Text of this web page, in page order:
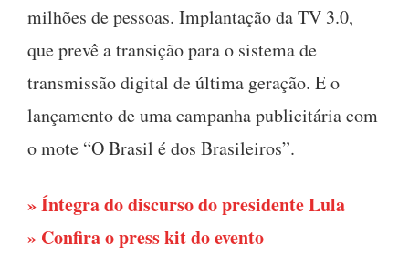
milhões de pessoas. Implantação da TV 3.0,
que prevê a transição para o sistema de
transmissão digital de última geração. E o
lançamento de uma campanha publicitária com
o mote “O Brasil é dos Brasileiros”.
» Íntegra do discurso do presidente Lula
» Confira o press kit do evento